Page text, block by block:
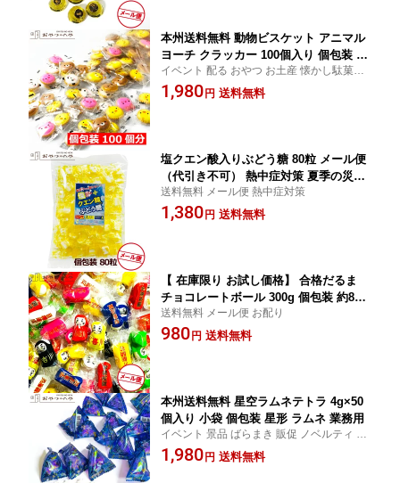
本州送料無料 動物ビスケット アニマル
ヨーチ クラッカー 100個入り 個包装 ど
うぶつ 砂糖がけ アイシング クッキー
イベント 配る おやつ お土産 懐かし駄菓
子
1,980 円 送料無料
塩クエン酸入りぶどう糖 80粒 メール便
（代引き不可） 熱中症対策 夏季の災害
対策 糖分補給 塩分補給 タブレット
送料無料 メール便 熱中症対策
1,380 円 送料無料
【 在庫限り お試し価格】 合格だるま
チョコレートボール 300g 個包装 約80
個 メール便（代引不可） 受験
送料無料 メール便 お配り
980 円 送料無料
本州送料無料 星空ラムネテトラ 4g×50
個入り 小袋 個包装 星形 ラムネ 業務用
イベント 景品 ばらまき 販促 ノベルティ お
配り用
1,980 円 送料無料